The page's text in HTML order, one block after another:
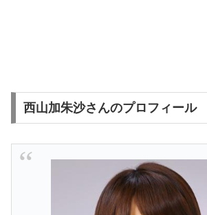
西山加朱沙さんのプロフィール